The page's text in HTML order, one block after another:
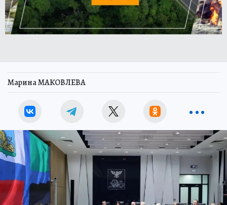
Марина МАКОВЛЕВА